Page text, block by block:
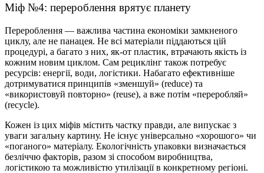
Міф №4: перероблення врятує планету
Перероблення — важлива частина економіки замкненого
циклу, але не панацея. Не всі матеріали піддаються цій
процедурі, а багато з них, як-от пластик, втрачають якість із
кожним новим циклом. Сам рециклінг також потребує
ресурсів: енергії, води, логістики. Набагато ефективніше
дотримуватися принципів «зменшуй» (reduce) та
«використовуй повторно» (reuse), а вже потім «переробляй»
(recycle).
Кожен із цих міфів містить частку правди, але випускає з
уваги загальну картину. Не існує універсально «хорошого» чи
«поганого» матеріалу. Екологічність упаковки визначається
безліччю факторів, разом зі способом виробництва,
логістикою та можливістю утилізаціїв конкретному регіоні.